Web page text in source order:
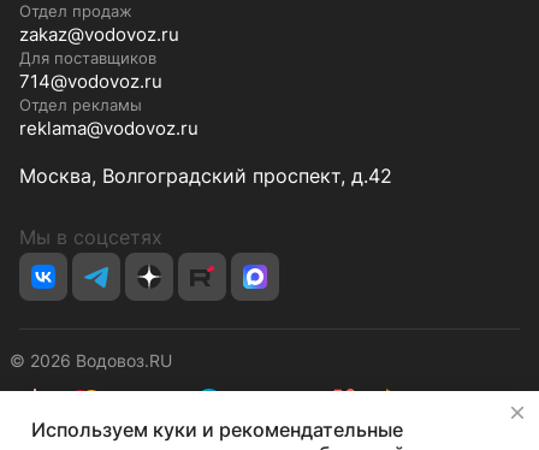
Отдел продаж
zakaz@vodovoz.ru
Для поставщиков
714@vodovoz.ru
Отдел рекламы
reklama@vodovoz.ru
Москва, Волгоградский проспект, д.42
Мы в соцсетях
© 2026 Водовоз.RU
КонфиденциальностьОферта
Используем куки и рекомендательные